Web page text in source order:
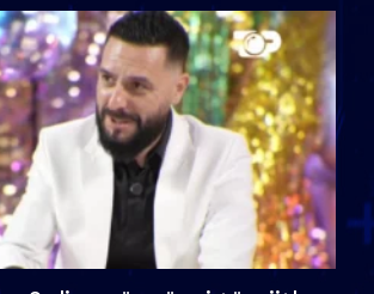
S’kemi ndonjë letër
jo?